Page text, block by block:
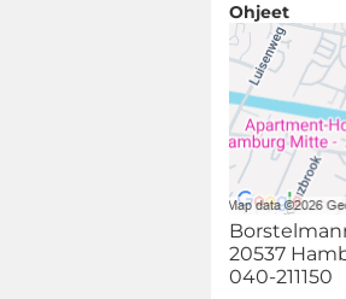
Ohjeet
20537
040-211150